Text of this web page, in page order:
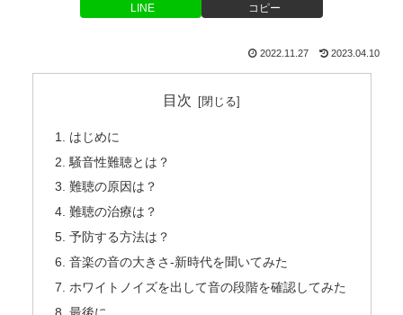
LINE コピー
2022.11.27 2023.04.10
目次
はじめに
騒音性難聴とは？
難聴の原因は？
難聴の治療は？
予防する方法は？
音楽の音の大きさ-新時代を聞いてみた
ホワイトノイズを出して音の段階を確認してみた